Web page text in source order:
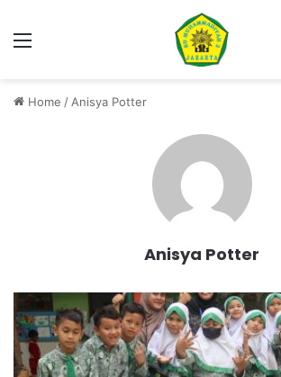
Menu
Home / Anisya Potter
Anisya Potter